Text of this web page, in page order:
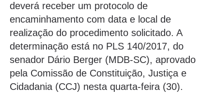
deverá receber um protocolo de
encaminhamento com data e local de
realização do procedimento solicitado. A
determinação está no PLS 140/2017, do
senador Dário Berger (MDB-SC), aprovado
pela Comissão de Constituição, Justiça e
Cidadania (CCJ) nesta quarta-feira (30).